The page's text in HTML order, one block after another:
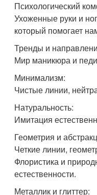
Психологический
Ухоженные руки и
который помогает
Тренды и
Мир маникюра и
Минимализм:
Чистые линии,
Натуральность:
Имитация
Геометрия и
Четкие линии,
Флористика и
естественности.
Металлик и глиттер: